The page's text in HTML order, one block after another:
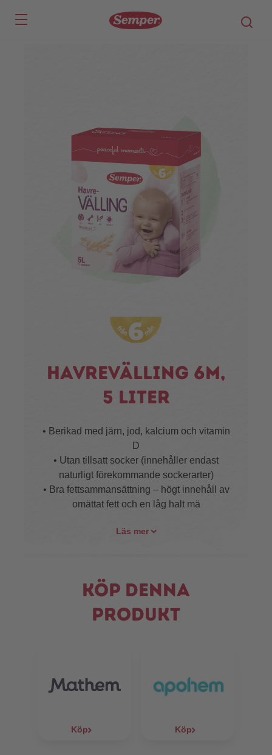
Havrevälling 6m,
5 liter
• Berikad med järn, jod, kalcium och vitamin
D
• Utan tillsatt socker (innehåller endast
naturligt förekommande sockerarter)
• Bra fettsammansättning – högt innehåll av
omättat fett och en låg halt mä
Läs mer
Köp denna
produkt
Köp Köp